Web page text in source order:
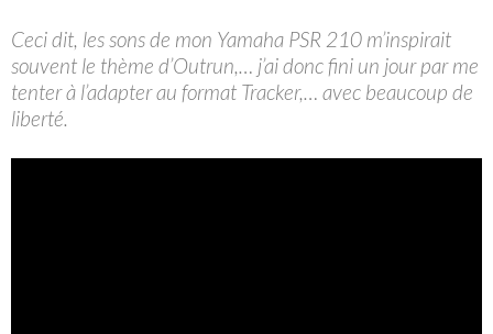
Ceci dit, les sons de mon Yamaha PSR 210 m’inspirait
souvent le thème d’Outrun,… j’ai donc fini un jour par me
tenter à l’adapter au format Tracker,… avec beaucoup de
liberté.